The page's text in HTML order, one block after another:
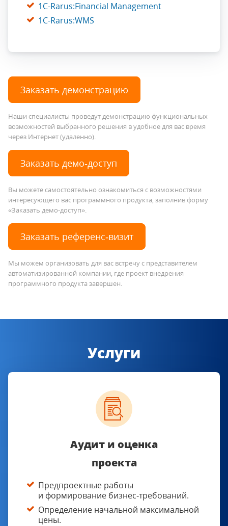
1C-Rarus:Financial Management
1C-Rarus:WMS
Заказать демонстрацию
Наши специалисты проведут демонстрацию функциональных
возможностей выбранного решения в удобное для вас время
через Интернет (удаленно).
Заказать демо‑доступ
Вы можете самостоятельно ознакомиться с возможностями
интересующего вас программного продукта, заполнив форму
«Заказать демо-доступ».
Заказать референс‑визит
Мы можем организовать для вас встречу с представителем
автоматизированной компании, где проект внедрения
программного продукта завершен.
Услуги
Аудит и оценка
проекта
Предпроектные работы
и формирование бизнес‑требований.
Определение начальной максимальной
цены.